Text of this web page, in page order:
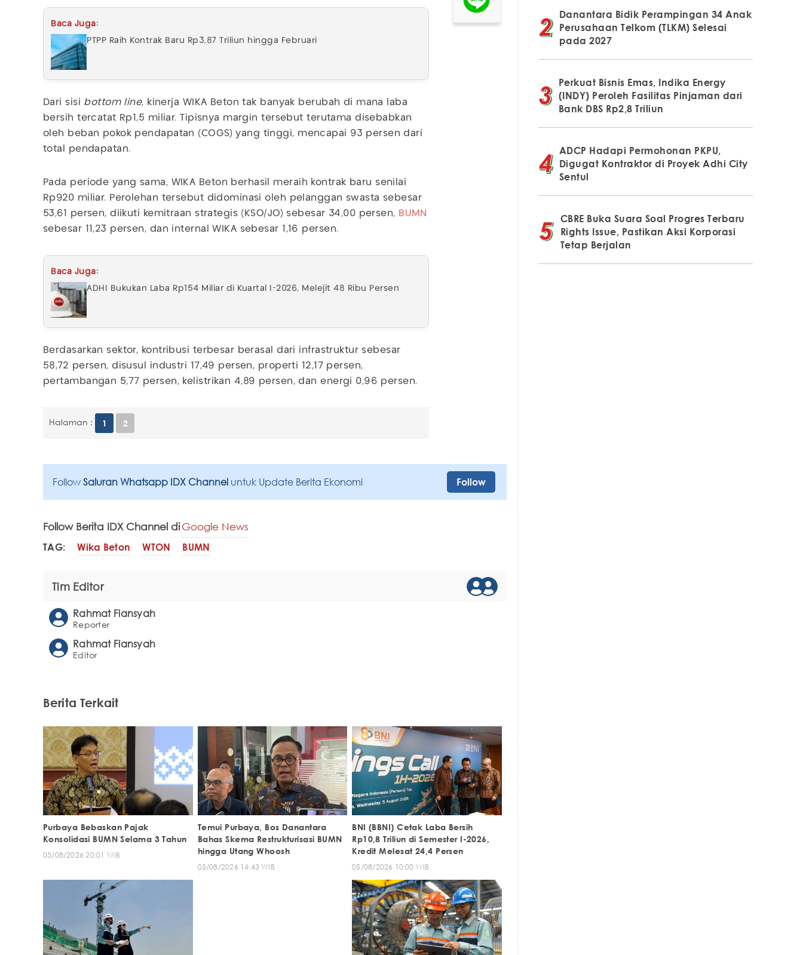
Baca Juga:
PTPP Raih Kontrak Baru Rp3,87 Triliun hingga Februari
Dari sisi bottom line, kinerja WIKA Beton tak banyak berubah di mana laba
bersih tercatat Rp1,5 miliar. Tipisnya margin tersebut terutama disebabkan
oleh beban pokok pendapatan (COGS) yang tinggi, mencapai 93 persen dari
total pendapatan.
Pada periode yang sama, WIKA Beton berhasil meraih kontrak baru senilai
Rp920 miliar. Perolehan tersebut didominasi oleh pelanggan swasta sebesar
53,61 persen, diikuti kemitraan strategis (KSO/JO) sebesar 34,00 persen, BUMN
sebesar 11,23 persen, dan internal WIKA sebesar 1,16 persen.
Baca Juga:
ADHI Bukukan Laba Rp154 Miliar di Kuartal I-2026, Melejit 48 Ribu Persen
Berdasarkan sektor, kontribusi terbesar berasal dari infrastruktur sebesar
58,72 persen, disusul industri 17,49 persen, properti 12,17 persen,
pertambangan 5,77 persen, kelistrikan 4,89 persen, dan energi 0,96 persen.
Halaman : 1 2
Follow Saluran Whatsapp IDX Channel untuk Update Berita Ekonomi Follow
Follow Berita IDX Channel diGoogle News
TAG: Wika Beton WTON BUMN
Tim Editor
Rahmat Fiansyah
Reporter
Rahmat Fiansyah
Editor
Berita Terkait
Purbaya Bebaskan Pajak
Konsolidasi BUMN Selama 3 Tahun
05/08/2026 20:01 WIB
Temui Purbaya, Bos Danantara
Bahas Skema Restrukturisasi BUMN
hingga Utang Whoosh
05/08/2026 14:43 WIB
BNI (BBNI) Cetak Laba Bersih
Rp10,8 Triliun di Semester I-2026,
Kredit Melesat 24,4 Persen
05/08/2026 10:00 WIB
Danantara Bidik Perampingan 34 Anak
Perusahaan Telkom (TLKM) Selesai
pada 2027
Perkuat Bisnis Emas, Indika Energy
(INDY) Peroleh Fasilitas Pinjaman dari
Bank DBS Rp2,8 Triliun
ADCP Hadapi Permohonan PKPU,
Digugat Kontraktor di Proyek Adhi City
Sentul
CBRE Buka Suara Soal Progres Terbaru
Rights Issue, Pastikan Aksi Korporasi
Tetap Berjalan